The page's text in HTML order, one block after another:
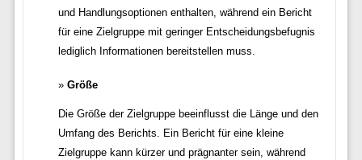
und Handlungsoptionen enthalten, während ein Bericht
für eine Zielgruppe mit geringer Entscheidungsbefugnis
lediglich Informationen bereitstellen muss.
Größe
Die Größe der Zielgruppe beeinflusst die Länge und den
Umfang des Berichts. Ein Bericht für eine kleine
Zielgruppe kann kürzer und prägnanter sein, während